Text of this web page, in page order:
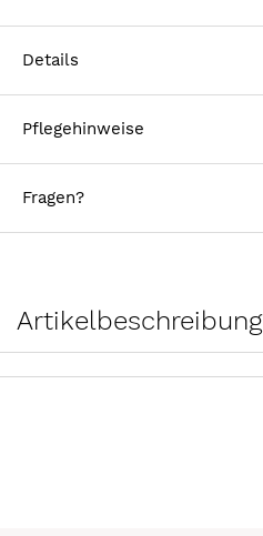
Details
Pflegehinweise
Fragen?
Artikelbeschreibung